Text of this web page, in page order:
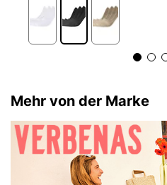
Mehr von der Marke